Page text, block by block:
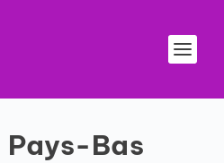
Pays-Bas